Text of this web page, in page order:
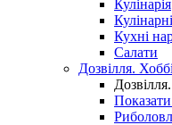
Кулінарія
Кухні
Салати
Дозвілля.
Показати